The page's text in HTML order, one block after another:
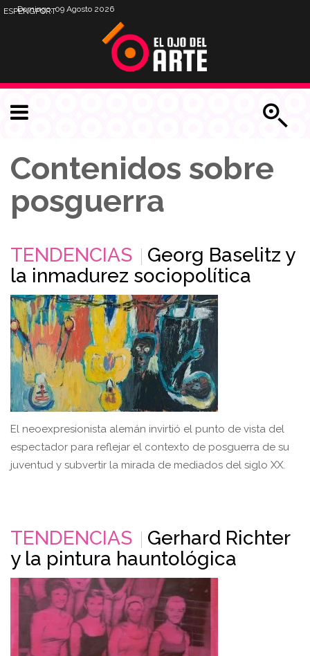
Domingo, 09 Agosto 2026
ESPENGPORT
Contenidos sobre
posguerra
TENDENCIAS
Georg Baselitz y
la inmadurez sociopolítica
El neoexpresionista alemán invirtió el punto de vista del
espectador para reflejar el contexto de posguerra de su
juventud y subvertir la mirada de mediados del siglo XX.
TENDENCIAS
Gerhard Richter
y la pintura hauntológica